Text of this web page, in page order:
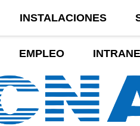
INSTALACIONES
EMPLEO